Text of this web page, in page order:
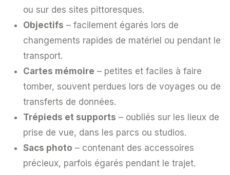
ou sur des sites pittoresques.
Objectifs – facilement égarés lors de
changements rapides de matériel ou pendant le
transport.
Cartes mémoire – petites et faciles à faire
tomber, souvent perdues lors de voyages ou de
transferts de données.
Trépieds et supports – oubliés sur les lieux de
prise de vue, dans les parcs ou studios.
Sacs photo – contenant des accessoires
précieux, parfois égarés pendant le trajet.